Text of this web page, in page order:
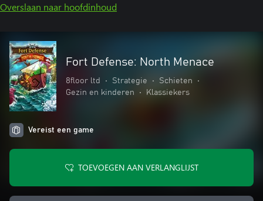
Overslaan naar hoofdinhoud
Fort Defense: North Menace
8floor ltd • Strategie • Schieten
•
Gezin en kinderen
• Klassiekers
Vereist een game
TOEVOEGEN AAN VERLANGLIJST